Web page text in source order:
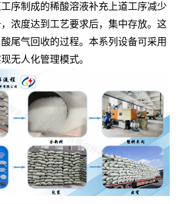
序制成的稀酸溶液补充上道工序减少
浓度达到工艺要求后，集中存放。这
尾气回收的过程。本系列设备可采用
无人化管理模式。